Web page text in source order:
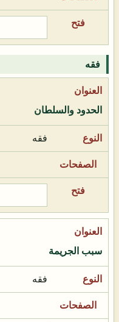
فقه
الحدود والسلطان
فقه
سبب الجريمة
فقه